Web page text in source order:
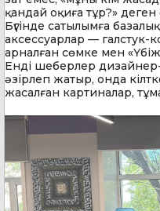
қандай оқиға тұр?» деген
Бүгінде сатылымға
аксессуарлар — галстук-
арналған сөмке мен
Енді шеберлер
әзірлеп жатыр, онда
жасалған картиналар,